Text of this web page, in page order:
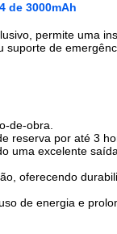
de 3000mAh
permite uma
suporte de
de-obra.
reserva por até 3
uma excelente
oferecendo
de energia e